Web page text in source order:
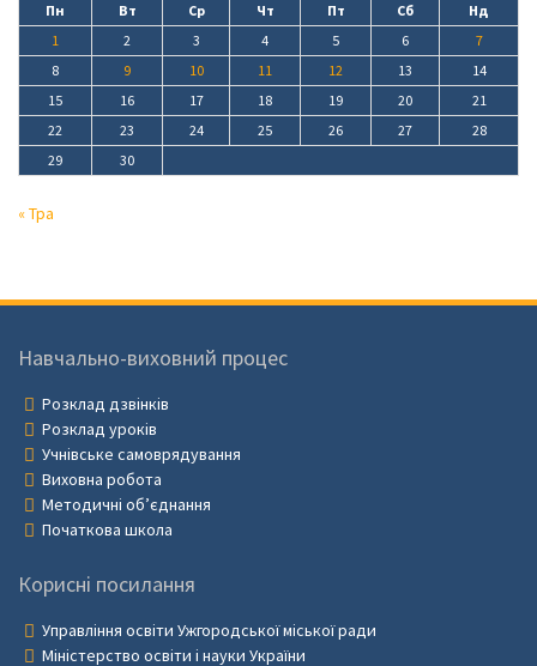
Пн Вт Ср Чт Пт Сб
Нд
1
2 3 4 5 6
7
8
9 10 11 12 13
14
15
16 17 18 19 20
21
22
23 24 25 26 27
28
29
30
« Тра
Навчально-виховний процес
Розклад дзвінків
Розклад уроків
Учнівське самоврядування
Виховна робота
Методичні об’єднання
Початкова школа
Корисні посилання
Управління освіти Ужгородської міської ради
Міністерство освіти і науки України